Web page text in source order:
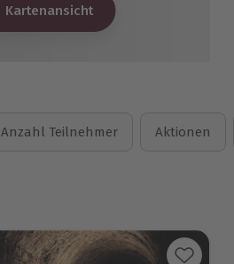
Kartenansicht
Anzahl Teilnehmer Aktionen